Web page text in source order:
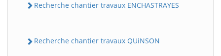
Recherche chantier travaux ENCHASTRAYES
Recherche chantier travaux QUiNSON